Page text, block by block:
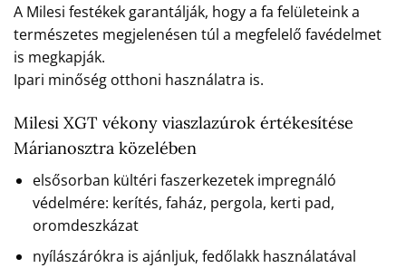
A Milesi festékek garantálják, hogy a fa felületeink a
természetes megjelenésen túl a megfelelő favédelmet
is megkapják.
Ipari minőség otthoni használatra is.
Milesi XGT vékony viaszlazúrok értékesítése
Márianosztra közelében
elsősorban kültéri faszerkezetek impregnáló
védelmére: kerítés, faház, pergola, kerti pad,
oromdeszkázat
nyílászárókra is ajánljuk, fedőlakk használatával